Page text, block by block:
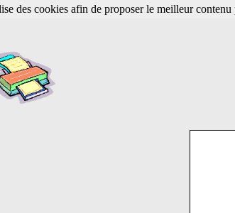
des cookies afin de proposer le meilleur